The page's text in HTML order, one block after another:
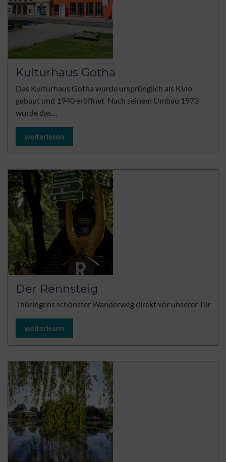
Kulturhaus Gotha
Das Kulturhaus Gotha wurde ursprünglich als Kino
gebaut und 1940 eröffnet. Nach seinem Umbau 1973
wurde das…
weiterlesen
Der Rennsteig
Thüringens schönster Wanderweg direkt vor unserer Tür
weiterlesen